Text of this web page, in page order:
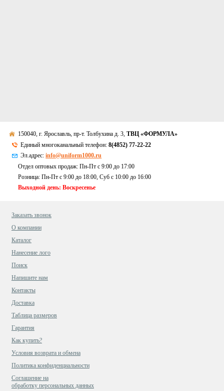
150040, г. Ярославль, пр-т. Толбухина д. 3,ТВЦ «ФОРМУЛА»
Единый многоканальный телефон:8(4852) 77-22-22
Эл.адрес:info@uniform1000.ru
Отдел оптовых продаж: Пн-Пт с 9:00 до 17:00
Розница: Пн-Пт с 9:00 до 18:00, Суб c 10:00 до 16:00
Выходной день: Воскресенье
Заказать звонок
О компании
Каталог
Нанесение лого
Поиск
Напишите нам
Контакты
Доставка
Таблица размеров
Гарантия
Как купить?
Условия возврата и обмена
Политика конфиденциальности
Cоглашение на
обработку персональных данных